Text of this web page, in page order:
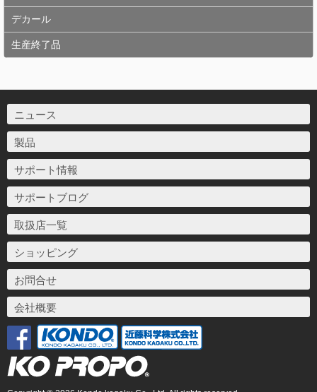
デカール
生産終了品
ニュース
製品
サポート情報
サポートブログ
取扱店一覧
ショッピング
お問合せ
会社概要